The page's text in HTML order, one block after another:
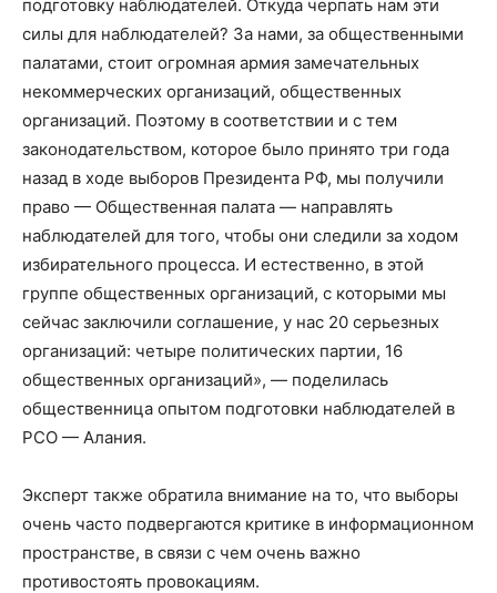
подготовку наблюдателей. Откуда черпать нам эти
силы для наблюдателей? За нами, за общественными
палатами, стоит огромная армия замечательных
некоммерческих организаций, общественных
организаций. Поэтому в соответствии и с тем
законодательством, которое было принято три года
назад в ходе выборов Президента РФ, мы получили
право — Общественная палата — направлять
наблюдателей для того, чтобы они следили за ходом
избирательного процесса. И естественно, в этой
группе общественных организаций, с которыми мы
сейчас заключили соглашение, у нас 20 серьезных
организаций: четыре политических партии, 16
общественных организаций», — поделилась
общественница опытом подготовки наблюдателей в
РСО — Алания.
Эксперт также обратила внимание на то, что выборы
очень часто подвергаются критике в информационном
пространстве, в связи с чем очень важно
противостоять провокациям.